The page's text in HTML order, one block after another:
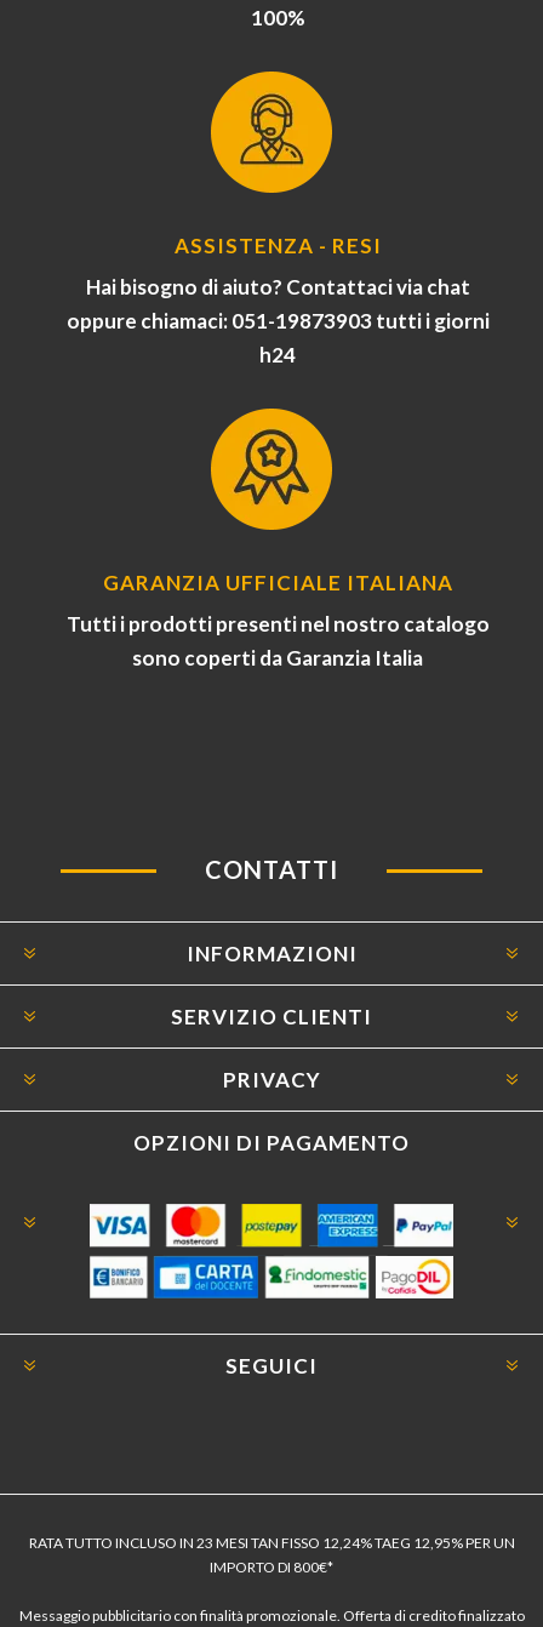
100%
ASSISTENZA - RESI
Hai bisogno di aiuto? Contattaci via chat
oppure chiamaci: 051-19873903 tutti i giorni
h24
GARANZIA UFFICIALE ITALIANA
Tutti i prodotti presenti nel nostro catalogo
sono coperti da Garanzia Italia
CONTATTI
INFORMAZIONI
SERVIZIO CLIENTI
PRIVACY
OPZIONI DI PAGAMENTO
SEGUICI
RATA TUTTO INCLUSO IN 23 MESI TAN FISSO 12,24% TAEG 12,95% PER UN
IMPORTO DI 800€*
Messaggio pubblicitario con finalità promozionale. Offerta di credito finalizzato